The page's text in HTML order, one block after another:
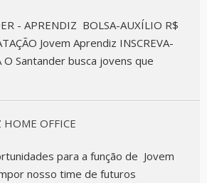
- APRENDIZ BOLSA-AUXÍLIO R$
Jovem Aprendiz INSCREVA-
O Santander busca jovens que
HOME OFFICE
para a função de Jovem
nosso time de futuros